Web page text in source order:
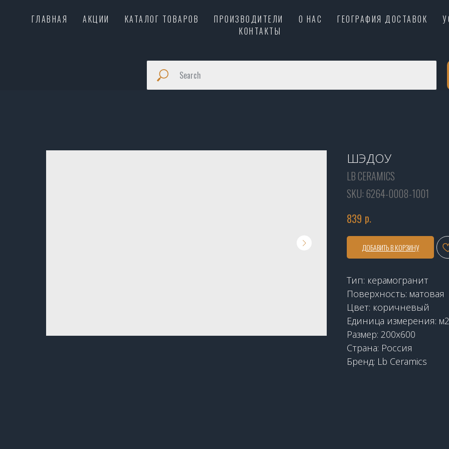
ГЛАВНАЯ АКЦИИ КАТАЛОГ ТОВАРОВ ПРОИЗВОДИТЕЛИ О НАС ГЕОГРАФИЯ ДОСТАВОК
КОНТАКТЫ
ШЭДОУ
LB CERAMICS
SKU: 6264-0008-1001
839 р.
ДОБАВИТЬ В КОРЗИНУ
Тип: керамогранит
Поверхность: матовая
Цвет: коричневый
Единица измерения: м2
Размер: 200х600
Страна: Россия
Бренд: Lb Ceramics